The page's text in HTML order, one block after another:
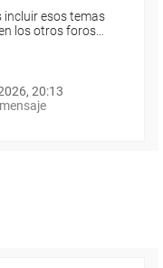
incluir esos temas
los otros foros…
20:13